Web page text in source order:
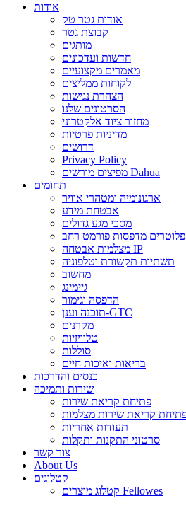
אודות
אודות גטר טק
קבוצת גטר
מותגים
חדשות ועדכונים
מאמרים מקצועיים
לקוחות ממליצים
הצהרת נגישות
הסרטונים שלנו
מחזור ציוד אלקטרוני
מדיניות פרטיות
דרושים
Privacy Policy
מפיצים מורשים Dahua
תחומים
ארגונומיה ומטהרי אוויר
אבטחת מידע
מסכי מגע גדולים
פלוטרים מדפסות פורמט רחב
מצלמות אבטחה IP
תשתיות תקשורת וטלפוניה
מחשוב
גיימינג
הדפסה וגימור
תוכנה וענן-GTC
מקרנים
טלוויזיות
סוללות
בריאות ואיכות חיים
כנסים והדרכות
שירות ותמיכה
פתיחת קריאת שירות
תעודות אחריות
סרטוני התקנות ותקלות
צור קשר
About Us
קטלוגים
קטלוג מוצרים Fellowes